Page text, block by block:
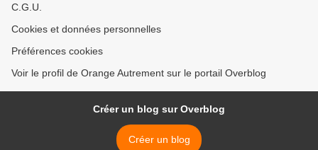
C.G.U.
Cookies et données personnelles
Préférences cookies
Voir le profil de Orange Autrement sur le portail Overblog
Créer un blog sur Overblog
Créer un blog